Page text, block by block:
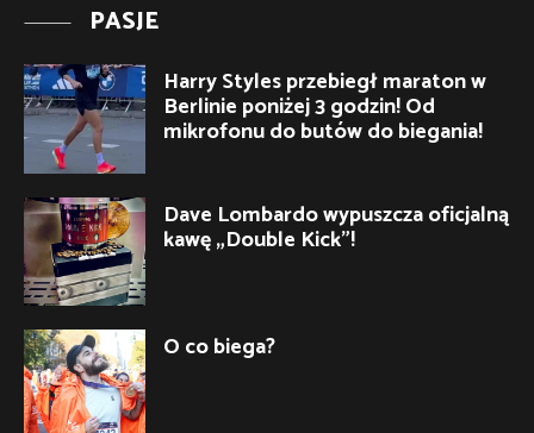
PASJE
Harry Styles przebiegł maraton w
Berlinie poniżej 3 godzin! Od
mikrofonu do butów do biegania!
Dave Lombardo wypuszcza oficjalną
kawę „Double Kick”!
O co biega?